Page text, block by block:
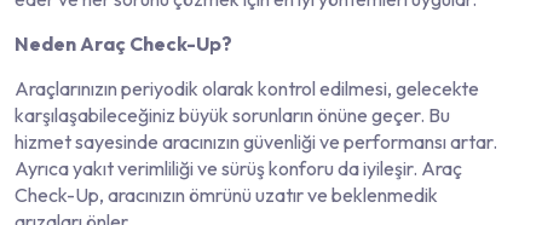
Neden Araç Check-Up?
Araçlarınızın periyodik olarak kontrol edilmesi, gelecekte
karşılaşabileceğiniz büyük sorunların önüne geçer. Bu
hizmet sayesinde aracınızın güvenliği ve performansı artar.
Ayrıca yakıt verimliliği ve sürüş konforu da iyileşir. Araç
Check-Up, aracınızın ömrünü uzatır ve beklenmedik